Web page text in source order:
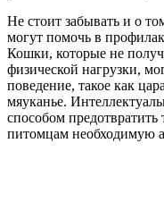
Не стоит забывать и о
могут помочь в
Кошки, которые не
физической нагрузки,
поведение, такое как
мяуканье.
способом
питомцам необходимую